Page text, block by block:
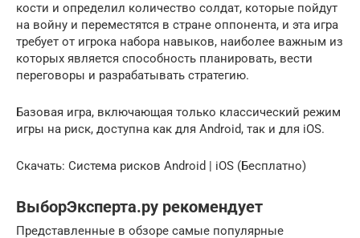
кости и определил количество солдат, которые пойдут
на войну и переместятся в стране оппонента, и эта игра
требует от игрока набора навыков, наиболее важным из
которых является способность планировать, вести
переговоры и разрабатывать стратегию.
Базовая игра, включающая только классический режим
игры на риск, доступна как для Android, так и для iOS.
Скачать: Система рисков Android | iOS (Бесплатно)
ВыборЭксперта.ру рекомендует
Представленные в обзоре самые популярные